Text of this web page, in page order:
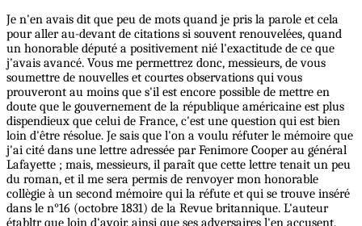
Je n'en avais dit que peu de mots quand je pris la parole et cela
pour aller au-devant de citations si souvent renouvelées, quand
un honorable député a positivement nié l'exactitude de ce que
j'avais avancé. Vous me permettrez donc, messieurs, de vous
soumettre de nouvelles et courtes observations qui vous
prouveront au moins que s'il est encore possible de mettre en
doute que le gouvernement de la république américaine est plus
dispendieux que celui de France, c'est une question qui est bien
loin d'être résolue. Je sais que l'on a voulu réfuter le mémoire que
j'ai cité dans une lettre adressée par Fenimore Cooper au général
Lafayette ; mais, messieurs, il paraît que cette lettre tenait un peu
du roman, et il me sera permis de renvoyer mon honorable
collègie à un second mémoire qui la réfute et qui se trouve inséré
dans le n°16 (octobre 1831) de la Revue britannique. L'auteur
établtr que loin d'avoir, ainsi que ses adversaires l'en accusent,